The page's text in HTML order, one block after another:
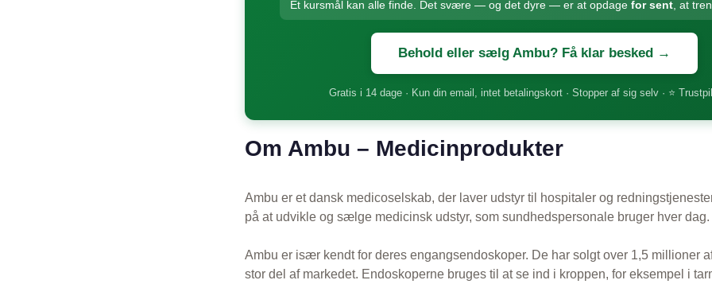
Et kursmål kan alle finde. Det svære — og det dyre — er at opdage for sent, at
Behold eller sælg Ambu? Få klar besked →
Gratis i 14 dage · Kun din email, intet betalingskort · Stopper af sig selv · ⭐
Om Ambu – Medicinprodukter
Ambu er et dansk medicoselskab, der laver udstyr til hospitaler og
på at udvikle og sælge medicinsk udstyr, som sundhedspersonale bruger hver dag.
Ambu er især kendt for deres engangsendoskoper. De har solgt over 1,5 millioner
stor del af markedet. Endoskoperne bruges til at se ind i kroppen, for eksempel i